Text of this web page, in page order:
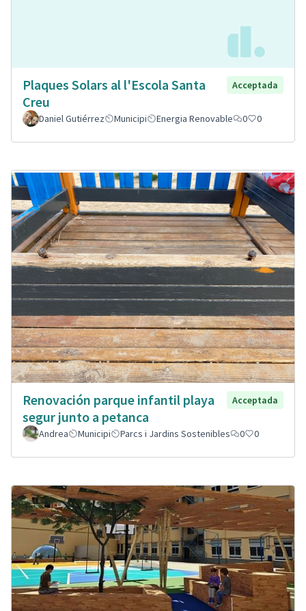
Plaques Solars al l'Escola Santa
Creu
Acceptada
Daniel Gutiérrez Municipi Energia Renovable 0 0
Renovación parque infantil playa
segur junto a petanca
Acceptada
Andrea Municipi Parcs i Jardins Sostenibles 0 0